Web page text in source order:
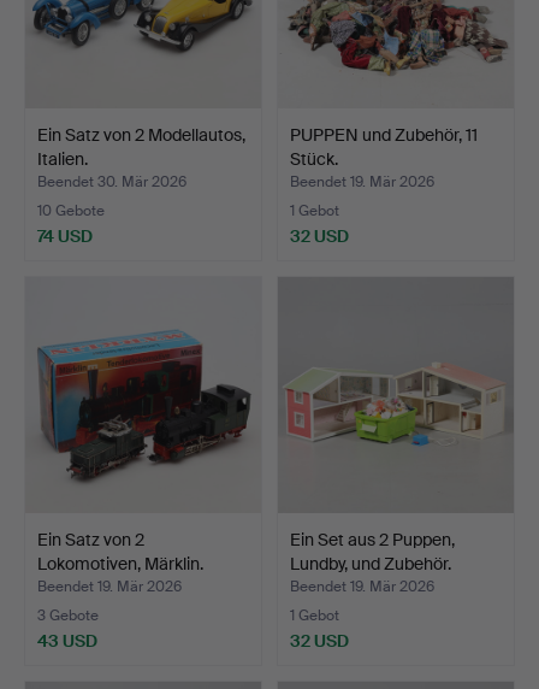
Ein Satz von 2 Modellautos,
Italien.
Beendet 30. Mär 2026
10 Gebote
74 USD
PUPPEN und Zubehör, 11
Stück.
Beendet 19. Mär 2026
1 Gebot
32 USD
Ein Satz von 2
Lokomotiven, Märklin.
Beendet 19. Mär 2026
3 Gebote
43 USD
Ein Set aus 2 Puppen,
Lundby, und Zubehör.
Beendet 19. Mär 2026
1 Gebot
32 USD